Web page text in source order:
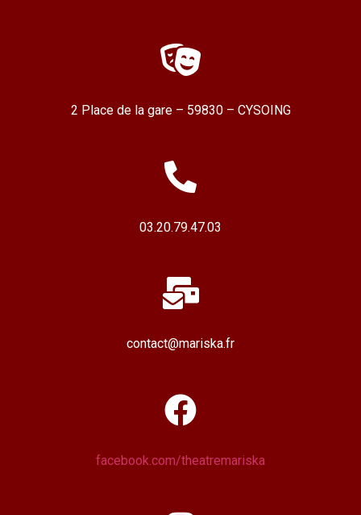
2 Place de la gare – 59830 – CYSOING
03.20.79.47.03
contact@mariska.fr
facebook.com/theatremariska